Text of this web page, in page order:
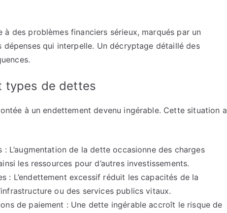
des problèmes financiers sérieux, marqués par un
qui interpelle. Un décryptage détaillé des
types de dettes
à un endettement devenu ingérable. Cette situation a
L’augmentation de la dette occasionne des charges
les ressources pour d’autres investissements.
: L’endettement excessif réduit les capacités de la
ou des services publics vitaux.
de paiement : Une dette ingérable accroît le risque de